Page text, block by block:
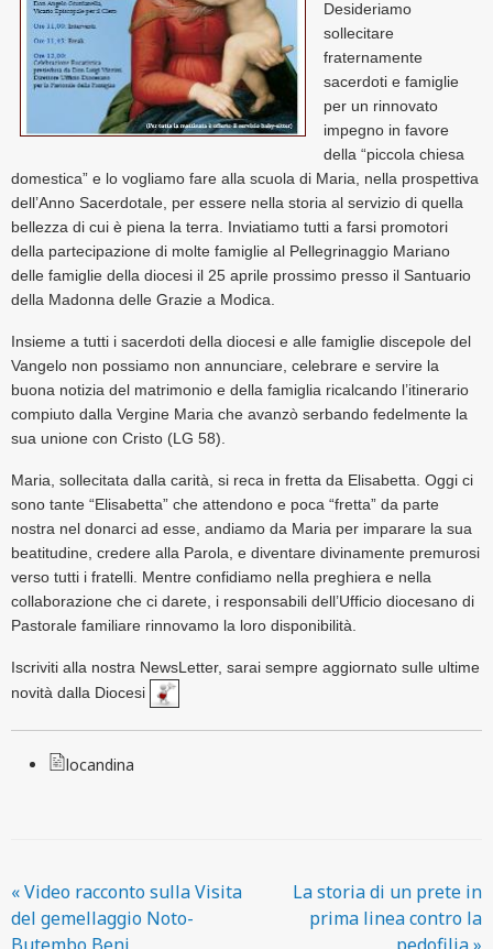
Desideriamo
sollecitare
fraternamente
sacerdoti e famiglie
per un rinnovato
impegno in favore
della “piccola chiesa
domestica” e lo vogliamo fare alla scuola di Maria, nella prospettiva
dell’Anno Sacerdotale, per essere nella storia al servizio di quella
bellezza di cui è piena la terra. Inviatiamo tutti a farsi promotori
della partecipazione di molte famiglie al Pellegrinaggio Mariano
delle famiglie della diocesi il 25 aprile prossimo presso il Santuario
della Madonna delle Grazie a Modica.
Insieme a tutti i sacerdoti della diocesi e alle famiglie discepole del
Vangelo non possiamo non annunciare, celebrare e servire la
buona notizia del matrimonio e della famiglia ricalcando l’itinerario
compiuto dalla Vergine Maria che avanzò serbando fedelmente la
sua unione con Cristo (LG 58).
Maria, sollecitata dalla carità, si reca in fretta da Elisabetta. Oggi ci
sono tante “Elisabetta” che attendono e poca “fretta” da parte
nostra nel donarci ad esse, andiamo da Maria per imparare la sua
beatitudine, credere alla Parola, e diventare divinamente premurosi
verso tutti i fratelli. Mentre confidiamo nella preghiera e nella
collaborazione che ci darete, i responsabili dell’Ufficio diocesano di
Pastorale familiare rinnovamo la loro disponibilità.
Iscriviti alla nostra NewsLetter, sarai sempre aggiornato sulle ultime
novità dalla Diocesi
locandina
«Video racconto sulla Visita
del gemellaggio Noto-
La storia di un prete in
prima linea contro la